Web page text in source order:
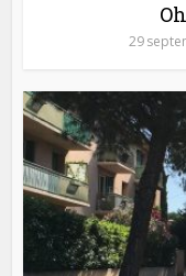
29